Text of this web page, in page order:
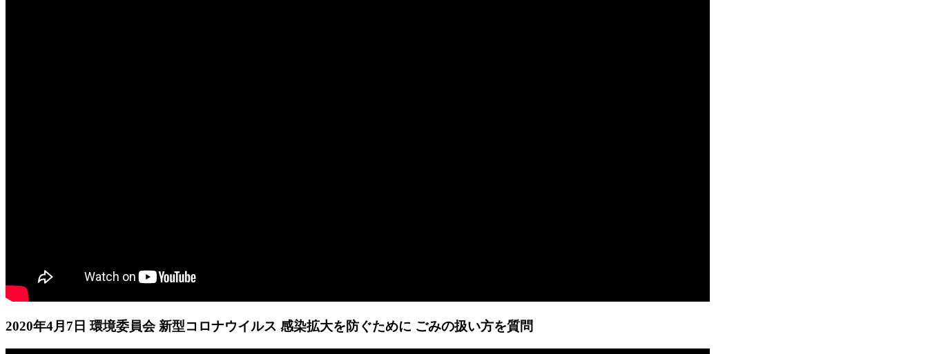
2020年4月7日 環境委員会 新型コロナウイルス 感染拡大を防ぐために ごみの扱い方を質問